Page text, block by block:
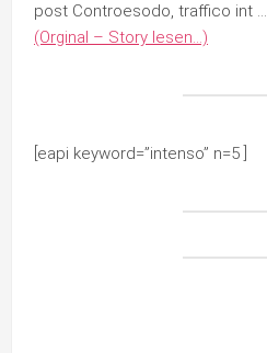
post Controesodo, traffico int …
(Orginal – Story lesen…)
[eapi keyword=”intenso” n=5 ]